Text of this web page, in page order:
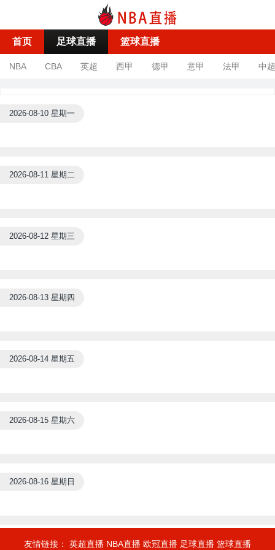
首页 足球直播 篮球直播
NBA CBA 英超 西甲 德甲 意甲 法甲 中超
2026-08-10 星期一
2026-08-11 星期二
2026-08-12 星期三
2026-08-13 星期四
2026-08-14 星期五
2026-08-15 星期六
2026-08-16 星期日
友情链接： 英超直播 NBA直播 欧冠直播 足球直播 篮球直播